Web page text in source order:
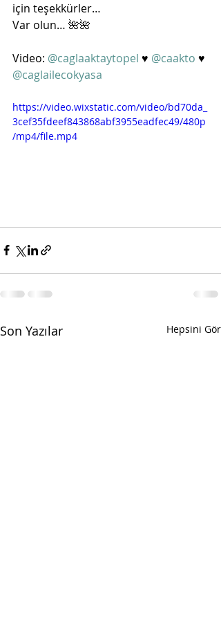
için teşekkürler…
Var olun… 🌺🌺
Video: @caglaaktaytopel ♥️ @caakto ♥️
@caglailecokyasa
https://video.wixstatic.com/video/bd70da_
3cef35fdeef843868abf3955eadfec49/480p
/mp4/file.mp4
Son Yazılar Hepsini Gör